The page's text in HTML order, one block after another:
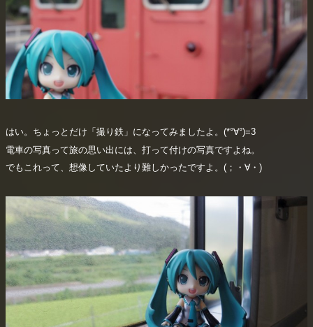
はい。ちょっとだけ「撮り鉄」になってみましたよ。(*°∀°)=3
電車の写真って旅の思い出には、打って付けの写真ですよね。
でもこれって、想像していたより難しかったですよ。(；・∀・)